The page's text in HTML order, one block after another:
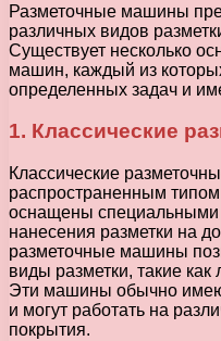
Разметочные машины
различных видов
Существует несколько
машин, каждый из
определенных задач и
1. Классические
Классические
распространенным
оснащены специальными
нанесения разметки на
разметочные машины
виды разметки, такие как
Эти машины обычно
и могут работать на
покрытия.